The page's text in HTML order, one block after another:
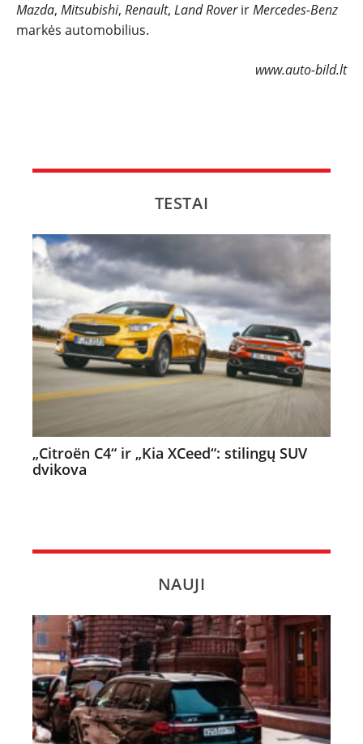
Mazda, Mitsubishi, Renault, Land RoverirMercedes-Benz
markės automobilius.
www.auto-bild.lt
TESTAI
„Citroën C4“ ir „Kia XCeed“: stilingų SUV
dvikova
NAUJI